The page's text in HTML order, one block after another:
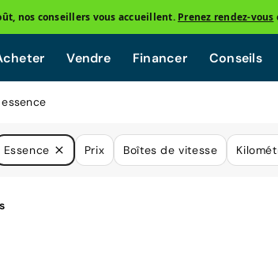
nos conseillers vous accueillent. Prenez rendez-vous
Vendre Financer Conseils
Essence Prix Boîtes de vitesse